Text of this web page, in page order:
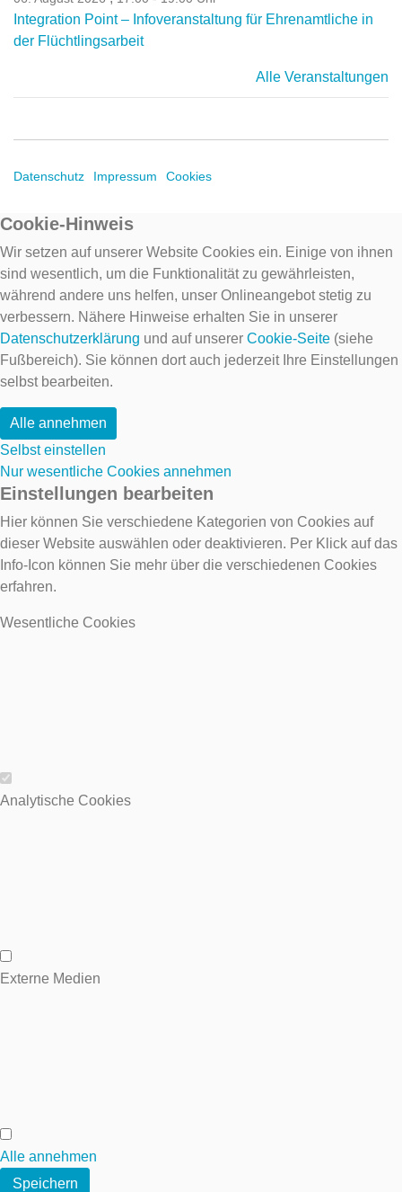
Integration Point – Infoveranstaltung für Ehrenamtliche in
der Flüchtlingsarbeit
Alle Veranstaltungen
Datenschutz Impressum Cookies
Cookie-Hinweis
Wir setzen auf unserer Website Cookies ein. Einige von ihnen
sind wesentlich, um die Funktionalität zu gewährleisten,
während andere uns helfen, unser Onlineangebot stetig zu
verbessern. Nähere Hinweise erhalten Sie in unserer
Datenschutzerklärung und auf unserer Cookie-Seite (siehe
Fußbereich). Sie können dort auch jederzeit Ihre Einstellungen
selbst bearbeiten.
Alle annehmen
Selbst einstellen
Nur wesentliche Cookies annehmen
Einstellungen bearbeiten
Hier können Sie verschiedene Kategorien von Cookies auf
dieser Website auswählen oder deaktivieren. Per Klick auf das
Info-Icon können Sie mehr über die verschiedenen Cookies
erfahren.
Wesentliche Cookies
Wesentliche Cookies
Analytische Cookies
Analytische Cookies
Externe Medien
Externe Medien
Alle annehmen
Speichern